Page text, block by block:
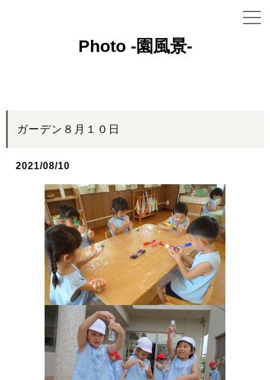
Photo -園風景-
ガーデン８月１０日
2021/08/10